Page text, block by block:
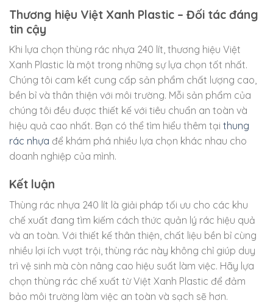
Thương hiệu Việt Xanh Plastic – Đối tác đáng
tin cậy
Khi lựa chọn thùng rác nhựa 240 lít, thương hiệu Việt
Xanh Plastic là một trong những sự lựa chọn tốt nhất.
Chúng tôi cam kết cung cấp sản phẩm chất lượng cao,
bền bỉ và thân thiện với môi trường. Mỗi sản phẩm của
chúng tôi đều được thiết kế với tiêu chuẩn an toàn và
hiệu quả cao nhất. Bạn có thể tìm hiểu thêm tại thung
rác nhựa để khám phá nhiều lựa chọn khác nhau cho
doanh nghiệp của mình.
Kết luận
Thùng rác nhựa 240 lít là giải pháp tối ưu cho các khu
chế xuất đang tìm kiếm cách thức quản lý rác hiệu quả
và an toàn. Với thiết kế thân thiện, chất liệu bền bỉ cùng
nhiều lợi ích vượt trội, thùng rác này không chỉ giúp duy
trì vệ sinh mà còn nâng cao hiệu suất làm việc. Hãy lựa
chọn thùng rác chế xuất từ Việt Xanh Plastic để đảm
bảo môi trường làm việc an toàn và sạch sẽ hơn.